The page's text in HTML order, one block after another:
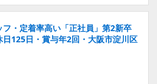
・定着率高い「正社員」第2新卒
125日・賞与年2回・大阪市淀川区